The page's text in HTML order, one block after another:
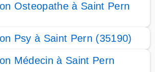
Osteopathe à Saint Pern
Psy à Saint Pern (35190)
Médecin à Saint Pern